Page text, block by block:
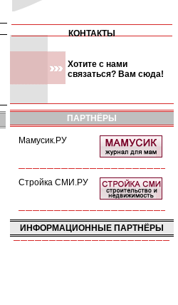
КОНТАКТЫ
Хотите с нами
связаться? Вам сюда!
ПАРТНЁРЫ
Мамусик.РУ
Стройка СМИ.РУ
ИНФОРМАЦИОННЫЕ ПАРТНЁРЫ